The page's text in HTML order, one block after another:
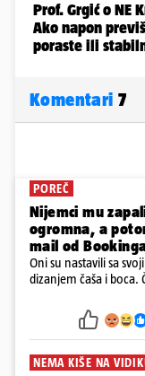
Komentari 7
POREČ
Nijemci mu
ogromna, a
mail od
Oni su nastavili sa
dizanjem čaša i boca.
požar, rekao je vlasnik
NEMA KIŠE NA